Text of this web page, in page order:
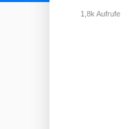
1,8k Aufrufe